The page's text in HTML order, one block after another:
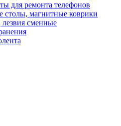
для ремонта телефонов
магнитные коврики
сменные